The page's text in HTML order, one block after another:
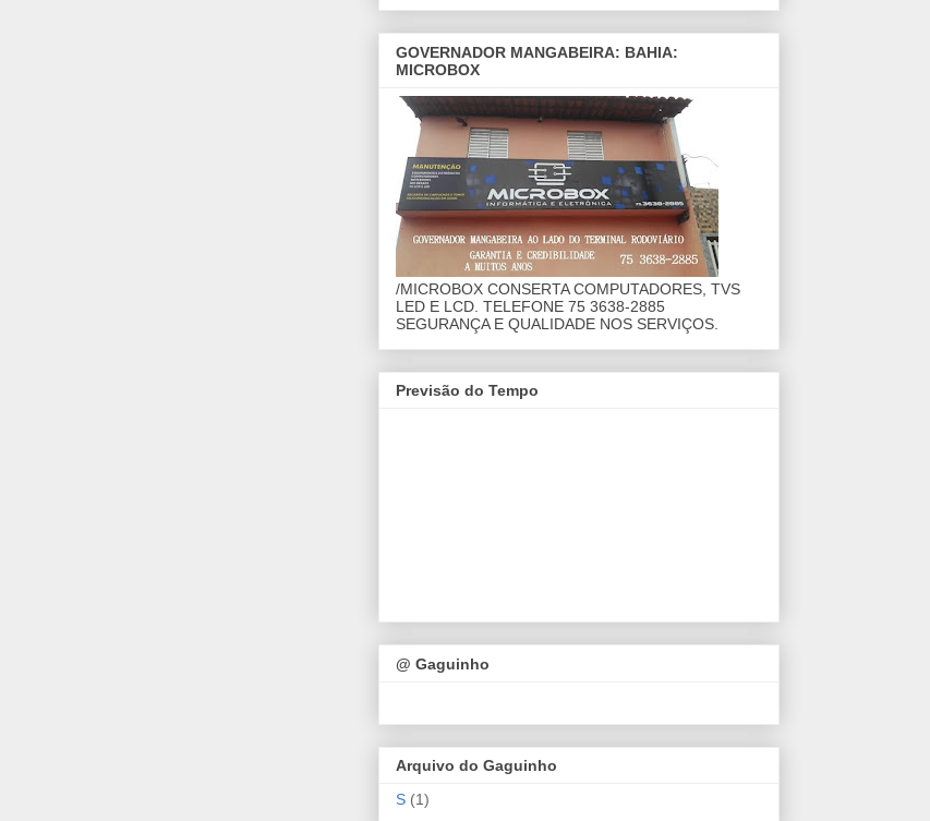
GOVERNADOR MANGABEIRA: BAHIA:
MICROBOX
/MICROBOX CONSERTA COMPUTADORES, TVS
LED E LCD. TELEFONE 75 3638-2885
SEGURANÇA E QUALIDADE NOS SERVIÇOS.
Previsão do Tempo
@ Gaguinho
Arquivo do Gaguinho
S (1)